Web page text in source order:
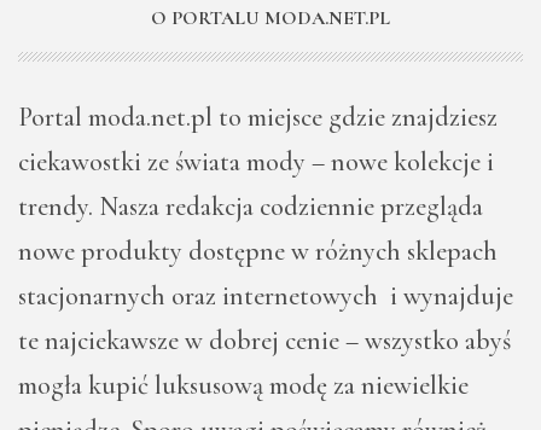
O PORTALU MODA.NET.PL
Portal moda.net.pl to miejsce gdzie znajdziesz
ciekawostki ze świata mody – nowe kolekcje i
trendy. Nasza redakcja codziennie przegląda
nowe produkty dostępne w różnych sklepach
stacjonarnych oraz internetowych i wynajduje
te najciekawsze w dobrej cenie – wszystko abyś
mogła kupić luksusową modę za niewielkie